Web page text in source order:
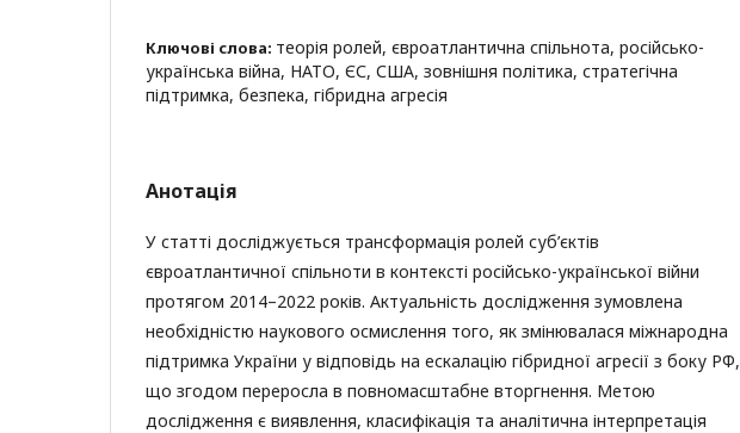
Ключові слова: теорія ролей, євроатлантична спільнота, російсько-
українська війна, НАТО, ЄС, США, зовнішня політика, стратегічна
підтримка, безпека, гібридна агресія
Анотація
У статті досліджується трансформація ролей суб’єктів
євроатлантичної спільноти в контексті російсько-української війни
протягом 2014–2022 років. Актуальність дослідження зумовлена
необхідністю наукового осмислення того, як змінювалася міжнародна
підтримка України у відповідь на ескалацію гібридної агресії з боку РФ,
що згодом переросла в повномасштабне вторгнення. Метою
дослідження є виявлення, класифікація та аналітична інтерпретація